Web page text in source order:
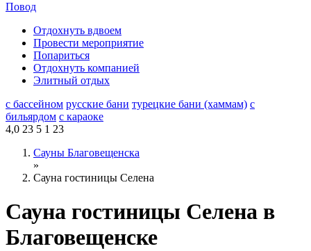
Повод
Отдохнуть вдвоем
Провести мероприятие
Попариться
Отдохнуть компанией
Элитный отдых
с бассейном русские бани турецкие бани (хаммам) с
бильярдом с караоке
4,0 23 5 1 23
Сауны Благовещенска
»
Сауна гостиницы Селена
Сауна гостиницы Селена в
Благовещенске